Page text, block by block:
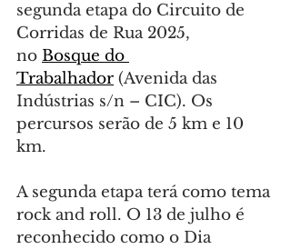
segunda etapa do Circuito de
Corridas de Rua 2025,
no Bosque do
Trabalhador (Avenida das
Indústrias s/n – CIC). Os
percursos serão de 5 km e 10
km.
A segunda etapa terá como tema
rock and roll. O 13 de julho é
reconhecido como o Dia